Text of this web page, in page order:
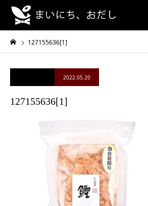
127155636[1]
2022.05.20
127155636[1]